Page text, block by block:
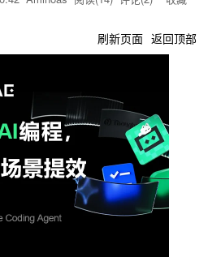
刷新页面 返回顶部